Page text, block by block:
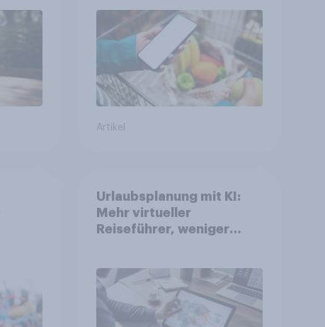
Artikel
Urlaubsplanung mit KI:
Mehr virtueller
Reiseführer, weniger